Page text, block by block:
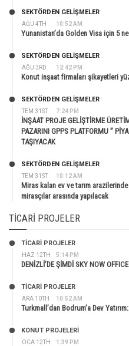
AĞU 4TH 10:52 AM
SEKTÖRDEN GELIŞMELER
Yunanistan’da Golden Visa için 5
AĞU 3RD 12:42 PM
SEKTÖRDEN GELIŞMELER
Konut inşaat firmaları şikayetleri
TEM 31ST 7:24 PM
SEKTÖRDEN GELIŞMELER
İNŞAAT PROJE GELİŞTİRME
PAZARINI GPPS PLATFORMU ”
TAŞIYACAK
TEM 31ST 10:12 AM
SEKTÖRDEN GELIŞMELER
Miras kalan ev ve tarım
mirasçılar arasında yapılacak
TICARI PROJELER
HAZ 12TH 5:14 PM
TİCARİ PROJELER
DENİZLİ’DE ŞİMDİ SKY NOW
ARA 10TH 10:52 AM
TİCARİ PROJELER
Turkmall’dan Bodrum’a Dev
OCA 12TH 1:39 PM
KONUT PROJELERI